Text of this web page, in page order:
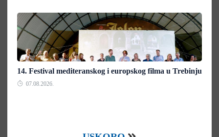
14. Festival mediteranskog i europskog filma u Trebinju
07.08.2026.